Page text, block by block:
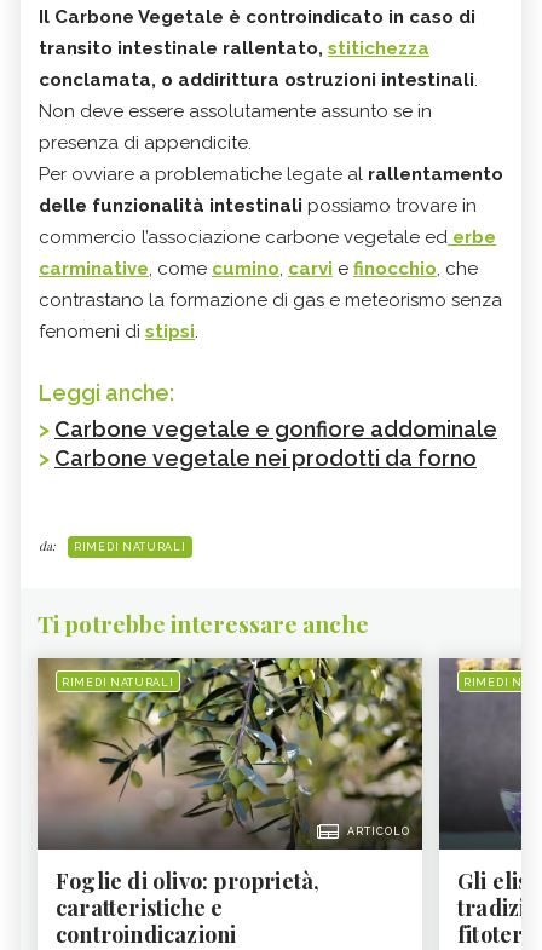
Il Carbone Vegetale è controindicato in caso di
transito intestinale rallentato, stitichezza
conclamata, o addirittura ostruzioni intestinali.
Non deve essere assolutamente assunto se in
presenza di appendicite.
Per ovviare a problematiche legate al rallentamento
delle funzionalità intestinali possiamo trovare in
commercio l’associazione carbone vegetale ed erbe
carminative, come cumino, carvi e finocchio, che
contrastano la formazione di gas e meteorismo senza
fenomeni di stipsi.
Leggi anche:
> Carbone vegetale e gonfiore addominale
> Carbone vegetale nei prodotti da forno
da: RIMEDI NATURALI
Ti potrebbe interessare anche
RIMEDI NATURALI
ARTICOLO
Foglie di olivo: proprietà,
caratteristiche e
controindicazioni
RIMEDI
Gli
fitoter...